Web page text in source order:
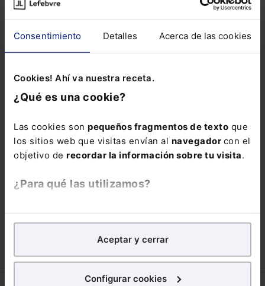
Consentimiento Detalles Acerca de las cookies
Cookies! Ahí va nuestra receta.
¿Qué es una cookie?
Las cookies son pequeños fragmentos de texto que
los sitios web que visitas envían al navegador con el
objetivo de recordar la información sobre tu visita.
¿Para qué las utilizamos?
analíticospara tratar demejorar tu experienciaen
nuestra página web. También con fines publicitarios,
para poder mostrarte publicidad y contenidos de tu
Aceptar y cerrar
Configurar cookies
COSA JUZGADA
GUTIERREZ MUNICIPALES
ROBO EN SUPERMERCADO SINTOMA
TERCERA TERMÓMETRO DIGITAL